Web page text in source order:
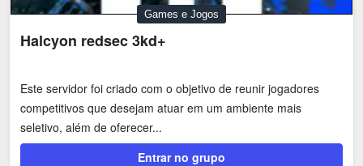
Games e Jogos
Halcyon redsec 3kd+
Este servidor foi criado com o objetivo de reunir jogadores
competitivos que desejam atuar em um ambiente mais
seletivo, além de oferecer...
Entrar no grupo